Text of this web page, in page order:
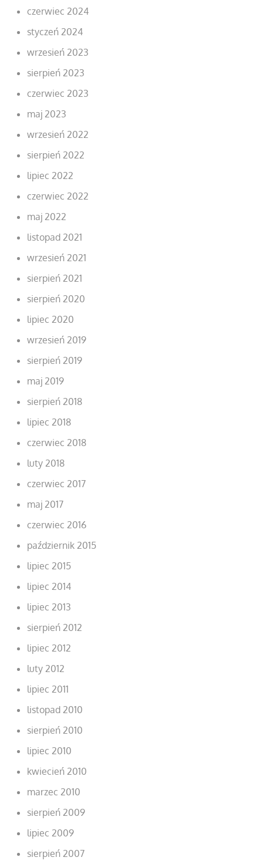
czerwiec 2024
styczeń 2024
wrzesień 2023
sierpień 2023
czerwiec 2023
maj 2023
wrzesień 2022
sierpień 2022
lipiec 2022
czerwiec 2022
maj 2022
listopad 2021
wrzesień 2021
sierpień 2021
sierpień 2020
lipiec 2020
wrzesień 2019
sierpień 2019
maj 2019
sierpień 2018
lipiec 2018
czerwiec 2018
luty 2018
czerwiec 2017
maj 2017
czerwiec 2016
październik 2015
lipiec 2015
lipiec 2014
lipiec 2013
sierpień 2012
lipiec 2012
luty 2012
lipiec 2011
listopad 2010
sierpień 2010
lipiec 2010
kwiecień 2010
marzec 2010
sierpień 2009
lipiec 2009
sierpień 2007